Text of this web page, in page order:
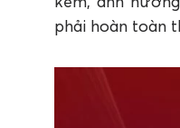
phải hoàn toàn